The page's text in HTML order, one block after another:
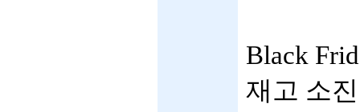
Black
재고 소